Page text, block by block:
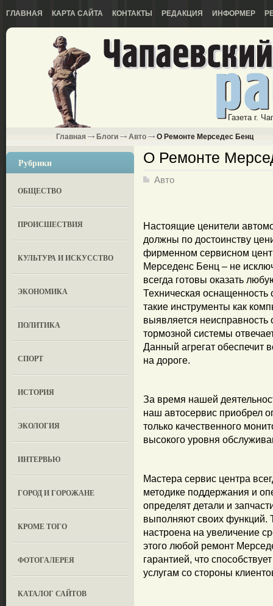
ГЛАВНАЯ КАРТА САЙТА КОНТАКТЫ РЕДАКЦИЯ ИНФОРМЕР
Газета г.
Главная Блоги Авто О Ремонте Мерседес Бенц
Рубрики
ОБЩЕСТВО
ПРОИСШЕСТВИЯ
КУЛЬТУРА И ИСКУССТВО
ЭКОНОМИКА
ПОЛИТИКА
СПОРТ
ИСТОРИЯ
ЭКОЛОГИЯ
ИНТЕРВЬЮ
ГОРОД И ГОРОЖАНЕ
КРОМЕ ТОГО
ФОТОГАЛЕРЕЯ
КАТАЛОГ САЙТОВ
О Ремонте
Авто
Настоящие ценители
должны по достоинству
фирменном сервисном
Мерседенс Бенц – не
всегда готовы оказать
Техническая оснащенность
такие инструменты как
выявляется
тормозной системы
Данный агрегат обеспечит
на дороге.
За время нашей
наш автосервис приобрел
только качественного
высокого уровня
Мастера сервис центра
методике поддержания и
определят детали и
выполняют своих функций.
настроена на увеличение
этого любой ремонт
гарантией, что
услугам со стороны